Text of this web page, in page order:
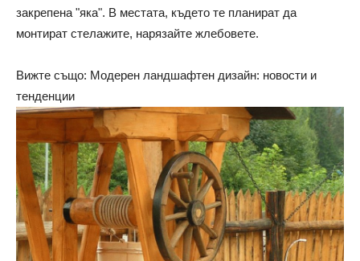
закрепена "яка". В местата, където те планират да
монтират стелажите, нарязайте жлебовете.
Вижте също: Модерен ландшафтен дизайн: новости и
тенденции